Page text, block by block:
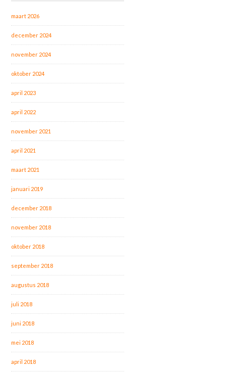
maart 2026
december 2024
november 2024
oktober 2024
april 2023
april 2022
november 2021
april 2021
maart 2021
januari 2019
december 2018
november 2018
oktober 2018
september 2018
augustus 2018
juli 2018
juni 2018
mei 2018
april 2018